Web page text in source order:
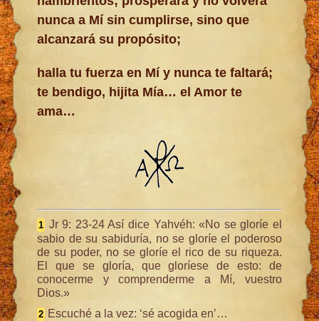
nunca a Mí sin cumplirse, sino que
alcanzará su propósito;
halla tu fuerza en Mí y nunca te faltará;
te bendigo, hijita Mía… el Amor te
ama…
1 Jr 9: 23-24 Así dice Yahvéh: «No se gloríe el
sabio de su sabiduría, no se gloríe el poderoso
de su poder, no se gloríe el rico de su riqueza.
El que se gloría, que gloríese de esto: de
conocerme y comprenderme a Mí, vuestro
Dios.»
2 Escuché a la vez: ‘sé acogida en’…